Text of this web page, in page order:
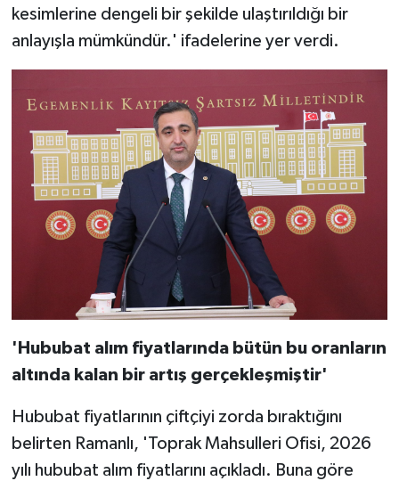
kesimlerine dengeli bir şekilde ulaştırıldığı bir
anlayışla mümkündür.' ifadelerine yer verdi.
'Hububat alım fiyatlarında bütün bu oranların
altında kalan bir artış gerçekleşmiştir'
Hububat fiyatlarının çiftçiyi zorda bıraktığını
belirten Ramanlı, 'Toprak Mahsulleri Ofisi, 2026
yılı hububat alım fiyatlarını açıkladı. Buna göre